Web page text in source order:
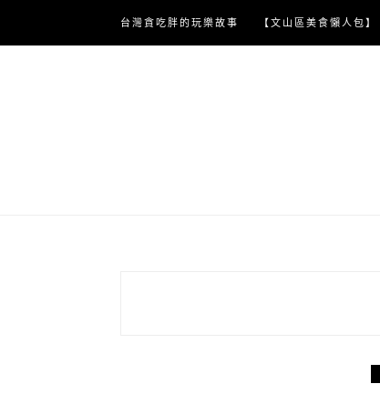
content
台灣貪吃胖的玩樂故事 【文山區美食懶人包】